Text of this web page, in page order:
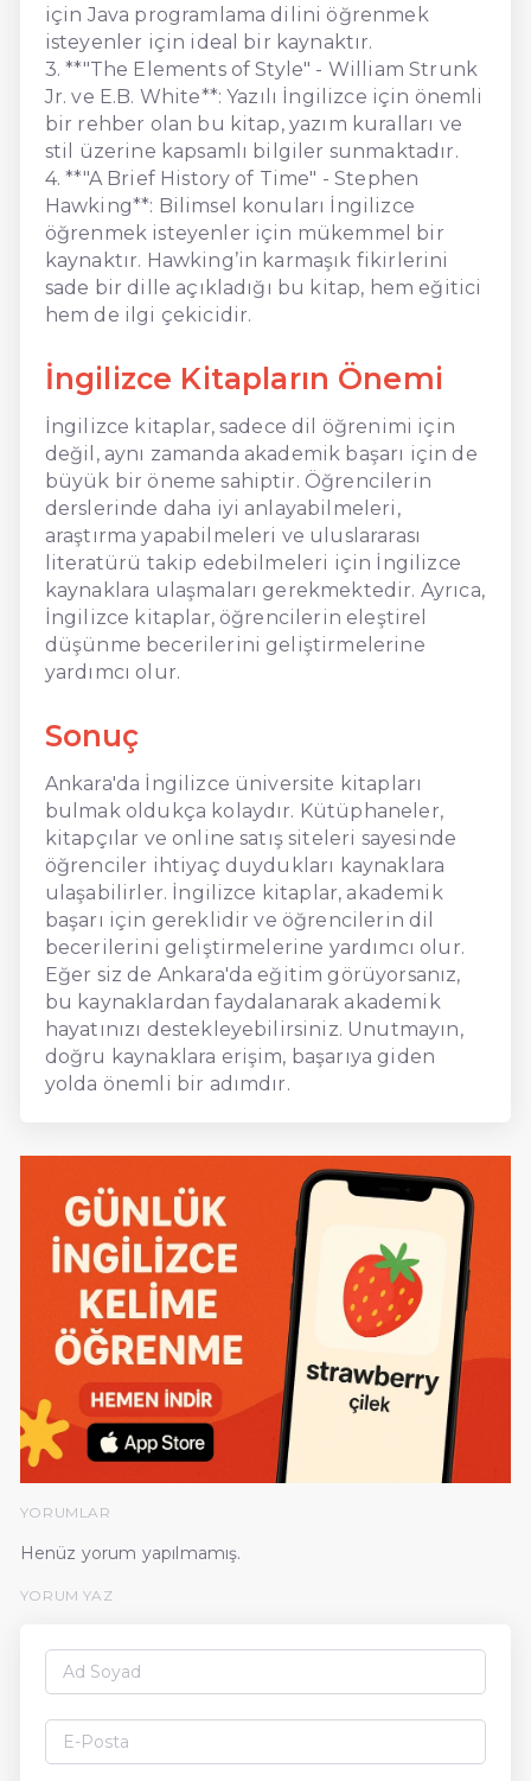
için Java programlama dilini öğrenmek
isteyenler için ideal bir kaynaktır.
3. **"The Elements of Style" - William Strunk
Jr. ve E.B. White**: Yazılı İngilizce için önemli
bir rehber olan bu kitap, yazım kuralları ve
stil üzerine kapsamlı bilgiler sunmaktadır.
4. **"A Brief History of Time" - Stephen
Hawking**: Bilimsel konuları İngilizce
öğrenmek isteyenler için mükemmel bir
kaynaktır. Hawking’in karmaşık fikirlerini
sade bir dille açıkladığı bu kitap, hem eğitici
hem de ilgi çekicidir.
İngilizce Kitapların Önemi
İngilizce kitaplar, sadece dil öğrenimi için
değil, aynı zamanda akademik başarı için de
büyük bir öneme sahiptir. Öğrencilerin
derslerinde daha iyi anlayabilmeleri,
araştırma yapabilmeleri ve uluslararası
literatürü takip edebilmeleri için İngilizce
kaynaklara ulaşmaları gerekmektedir. Ayrıca,
İngilizce kitaplar, öğrencilerin eleştirel
düşünme becerilerini geliştirmelerine
yardımcı olur.
Sonuç
Ankara'da İngilizce üniversite kitapları
bulmak oldukça kolaydır. Kütüphaneler,
kitapçılar ve online satış siteleri sayesinde
öğrenciler ihtiyaç duydukları kaynaklara
ulaşabilirler. İngilizce kitaplar, akademik
başarı için gereklidir ve öğrencilerin dil
becerilerini geliştirmelerine yardımcı olur.
Eğer siz de Ankara'da eğitim görüyorsanız,
bu kaynaklardan faydalanarak akademik
hayatınızı destekleyebilirsiniz. Unutmayın,
doğru kaynaklara erişim, başarıya giden
yolda önemli bir adımdır.
YORUMLAR
Henüz yorum yapılmamış.
YORUM YAZ